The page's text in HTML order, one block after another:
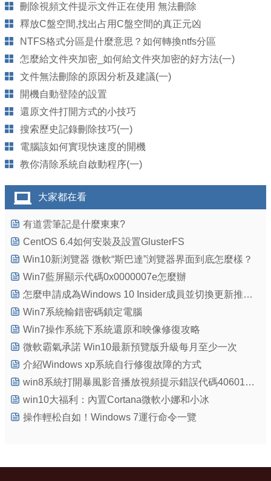
刪除視頻文件提示文件正在使用 無法刪除
釋放C盤空間,找出占用C盤空間的真正元凶
NTFS格式分區是什麼意思？如何轉換ntfs分區
怎麼給文件夾加密_如何給文件夾加密的好方法(一)
文件無法刪除的原因分析及建議(一)
開機自動登陸的設置
還原文件打開方式的小技巧
搜索歷史記錄刪除技巧(一)
電腦該如何實現快速度的開機
教你清除系統自啟動程序(一)
大家都在看
有道雲筆記是什麼東東?
CentOS 6.4如何安裝及設置GlusterFS
Win10新浏覽器 微軟“斯巴達”浏覽器界面到底怎麼樣？
Win7藍屏顯示代碼0x0000007e怎麼辦
怎麼申請成為Windows 10 Insider成員並切換更新推送周期？
Win7系統輸錯密碼鎖定電腦
Win7操作系統下系統還原和映像修復攻略
微軟霸氣承諾 Win10最新預覽版升級每月至少一次
介紹Windows xp系統自行修復故障的方式
win8系統打開暴風影音播放視頻提示錯誤代碼40601如何解決
win10大福利：內置Cortana微軟小娜和小冰
操作輕松自如！Windows 7運行命令一覽